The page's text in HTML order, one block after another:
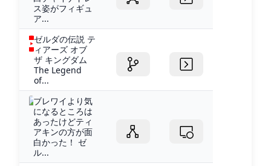
ス姿がフィギュ
ア...
ゼルダの伝説 テ
ィアーズ オブ
ザ キングダム
The Legend
of...
ブレワイより気
になるところは
あったけどティ
アキンの方が面
白かった！ ゼ
ル...